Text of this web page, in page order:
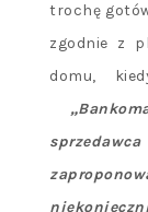
trochę
zgodnie z
domu,